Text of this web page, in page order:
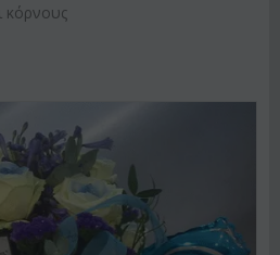
κόρνους